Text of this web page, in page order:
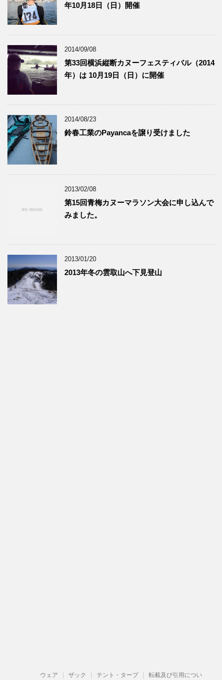
年10月18日（日）開催
2014/09/08
第33回横浜縦断カヌーフェスティバル（2014
年）は 10月19日（日）に開催
2014/08/23
鈴春工業のPayancaを譲り受けました
2013/02/08
第15回青梅カヌーマラソン大会に申し込んで
みました。
2013/01/20
2013年冬の雲取山へ下見登山
ウェア ザック テント・タープ 転載及び引用につい